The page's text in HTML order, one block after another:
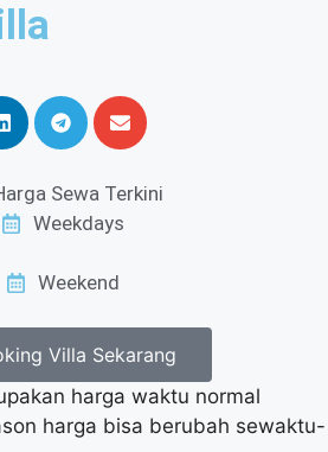
Sewa Terkini
Weekdays
Weekend
Villa Sekarang
harga waktu normal
harga bisa berubah sewaktu-